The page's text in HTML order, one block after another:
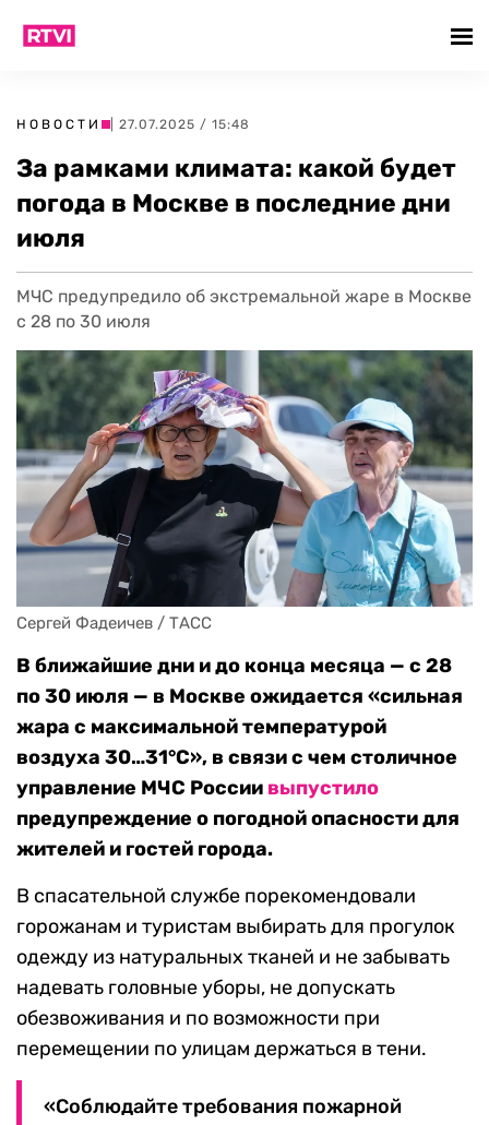
НОВОСТИ | 27.07.2025 / 15:48
За рамками климата: какой будет
погода в Москве в последние дни
июля
МЧС предупредило об экстремальной жаре в Москве
с 28 по 30 июля
Сергей Фадеичев / ТАСС
В ближайшие дни и до конца месяца — с 28
по 30 июля — в Москве ожидается «сильная
жара с максимальной температурой
воздуха 30…31°C», в связи с чем столичное
управление МЧС России выпустило
предупреждение о погодной опасности для
жителей и гостей города.
В спасательной службе порекомендовали
горожанам и туристам выбирать для прогулок
одежду из натуральных тканей и не забывать
надевать головные уборы, не допускать
обезвоживания и по возможности при
перемещении по улицам держаться в тени.
«Соблюдайте требования пожарной